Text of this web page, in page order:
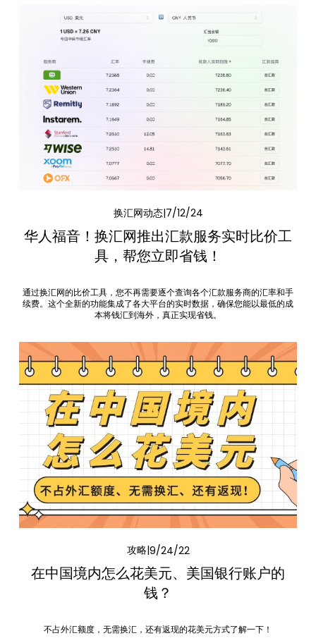
换汇网动态 7/12/24
华人福音！换汇网推出汇款服务实时比价工
具，帮您立即省钱！
通过换汇网的比价工具，您不再需要逐个查询各个汇款服务商的汇率和手
续费。这个全新的功能集成了各大平台的实时数据，确保您能以最低的成
本将钱汇到海外，真正实现省钱。
攻略 9/24/22
在中国境内怎么花美元、美国银行账户的
钱？
不占外汇额度，无需换汇，还有返现的花美元方式了解一下！